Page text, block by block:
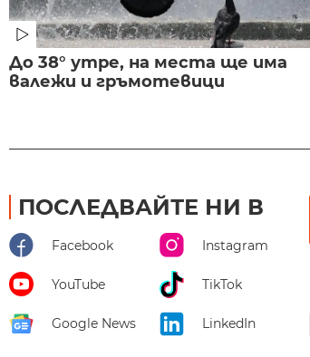
До 38° утре, на места ще има
валежи и гръмотевици
ПОСЛЕДВАЙТЕ НИ В
Facebook Instagram
YouTube TikTok
Google News LinkedIn